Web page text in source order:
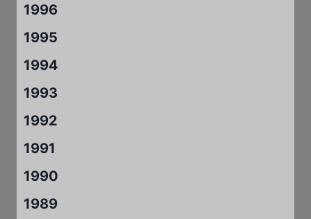
1996
1995
1994
1993
1992
1991
1990
1989